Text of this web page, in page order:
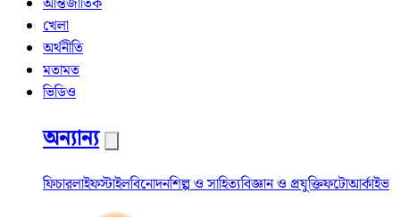
খেলা
অর্থনীতি
মতামত
ভিডিও
অন্যান্য
ফিচারলাইফস্টাইলবিনোদনশিল্প ও সাহিত্যবিজ্ঞান ও প্রযুক্তিফটোআর্কাইভ